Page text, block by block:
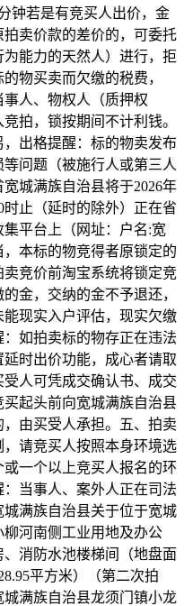
钟若是有竞买人出价，金
卖价款的差价的，可委托
能力的天然人）进行，拒
物买卖而欠缴的税费，
人、物权人（质押权
拍，锁按期间不计利钱。
出格提醒：标的物卖发布
问题（被施行人或第三人
城满族自治县将于2026年
时止（延时的除外）正在省
平台上（网址：户名:宽
本标的物竞得者原锁定的
竞价前淘宝系统将锁定竞
金，交纳的金不予退还，
现实入户评估，现实欠缴
如拍卖标的物存正在违法
时出价功能，成心者请取
人可凭成交确认书、成交
起头前向宽城满族自治县
由买受人承担。五、拍卖
请竞买人按照本身环境选
一个以上竞买人报名的环
当事人、案外人正在司法
满族自治县关于位于宽城
河南侧工业用地及办公
消防水池楼梯间（地盘面
平方米）（第二次拍
满族自治县龙须门镇小龙